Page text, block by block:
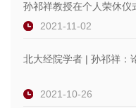
孙祁祥教授在个人荣休仪
2021-11-02
北大经院学者 | 孙祁祥：
2021-10-26